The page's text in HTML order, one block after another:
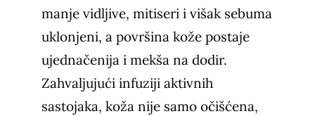
manje vidljive, mitiseri i višak sebuma
uklonjeni, a površina kože postaje
ujednačenija i mekša na dodir.
Zahvaljujući infuziji aktivnih
sastojaka, koža nije samo očišćena,